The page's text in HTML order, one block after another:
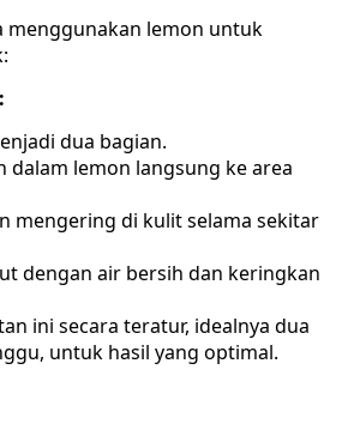
menggunakan lemon untuk
dua bagian.
dalam lemon langsung ke area
mengering di kulit selama sekitar
dengan air bersih dan keringkan
ini secara teratur, idealnya dua
untuk hasil yang optimal.